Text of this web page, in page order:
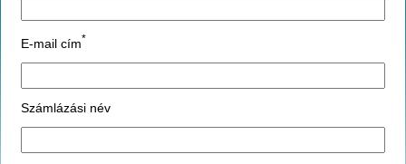
E-mail cím*
Számlázási név